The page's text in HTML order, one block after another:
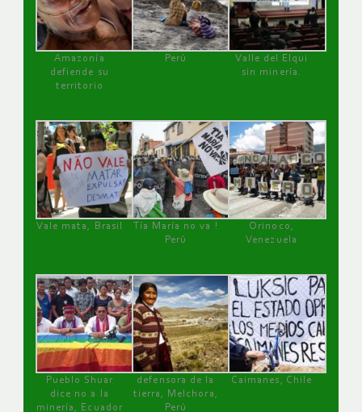
Amazonía
defiende su
territorio
Perú
Valle del Elqui
sin minería.
Vale mata, Brasil
Tía María no va !
Perú
Orinoco,
Venezuela
Pueblo Shuar
dice no a la
minería, Ecuador
defensora de la
tierra, Melchora,
Perú
Caimanes, Chile